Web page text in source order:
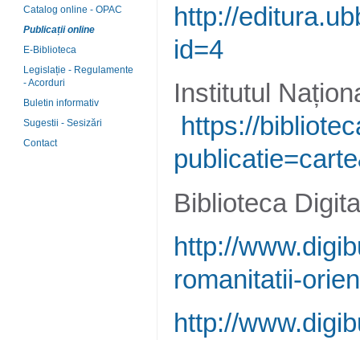
http://
id=4
Institutul
https://
Biblioteca
http://
romanitatii-
http://
Catalog online - OPAC
Publicații online
E-Biblioteca
Legislație - Regulamente
- Acorduri
Buletin informativ
Sugestii - Sesizări
Contact